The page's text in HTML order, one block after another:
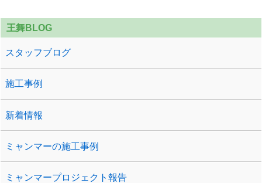
王舞BLOG
スタッフブログ
施工事例
新着情報
ミャンマーの施工事例
ミャンマープロジェクト報告